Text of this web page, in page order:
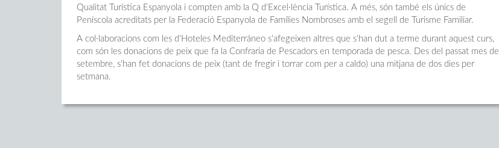
Qualitat Turística Espanyola i compten amb la Q d'Excel·lència Turística. A més, són també els únics de
Peníscola acreditats per la Federació Espanyola de Famílies Nombroses amb el segell de Turisme Familiar.
A col·laboracions com les d'Hoteles Mediterráneo s'afegeixen altres que s'han dut a terme durant aquest curs,
com són les donacions de peix que fa la Confraria de Pescadors en temporada de pesca. Des del passat mes de
setembre, s'han fet donacions de peix (tant de fregir i torrar com per a caldo) una mitjana de dos dies per
setmana.